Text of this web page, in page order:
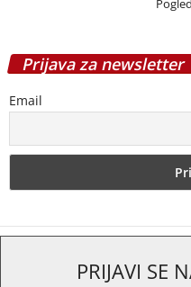
Prijava za newsletter
Email
PRIJAVI SE